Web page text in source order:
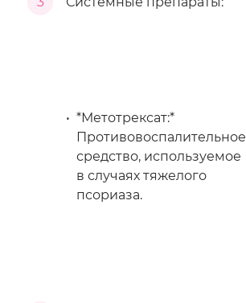
*Метотрексат:*
Противовоспалительное
средство, используемое
в случаях тяжелого
псориаза.